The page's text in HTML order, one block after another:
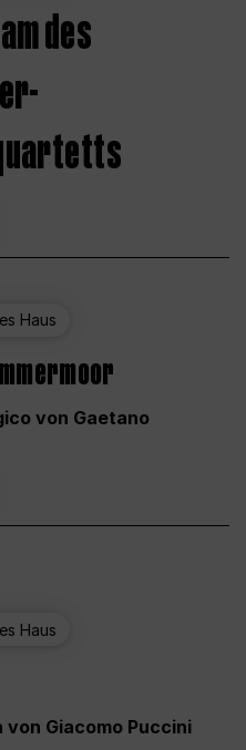
des
Haus
von Gaetano
Haus
von Giacomo Puccini